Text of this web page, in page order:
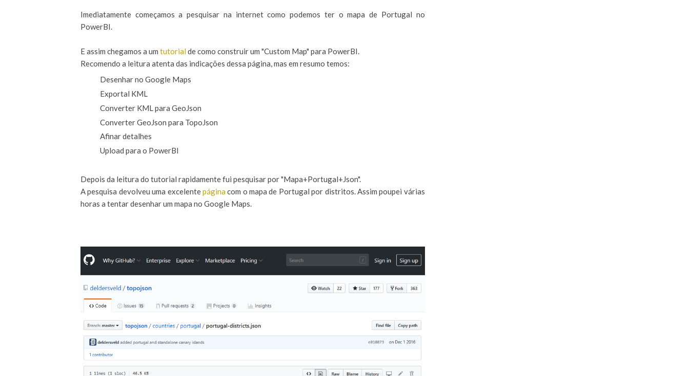
Imediatamente começamos a pesquisar na internet como podemos ter o mapa de Portugal no
PowerBI.
E assim chegamos a um tutorialde como construir um "Custom Map" para PowerBI.
Recomendo a leitura atenta das indicações dessa página, mas em resumo temos:
Desenhar no Google Maps
Exportal KML
Converter KML para GeoJson
Converter GeoJson para TopoJson
Afinar detalhes
Upload para o PowerBI
Depois da leitura do tutorial rapidamente fui pesquisar por "Mapa+Portugal+Json".
A pesquisa devolveu uma excelentepáginacom o mapa de Portugal por distritos. Assim poupei várias
horas a tentar desenhar um mapa no Google Maps.